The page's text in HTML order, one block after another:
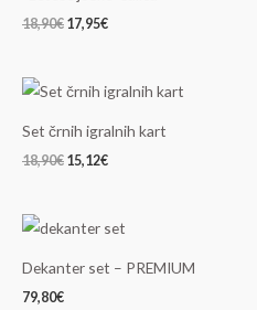
18,90€ 17,95€
Set črnih igralnih kart
18,90€
Izvirna
cena
bila:
18,90€.
15,12€
Trenutna
cena
15,12€.
Dekanter set – PREMIUM
79,80€